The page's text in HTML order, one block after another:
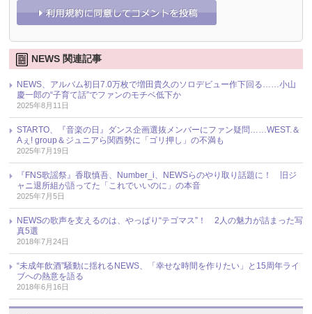
NEWS 関連記事
NEWS、アルバム初日7.0万枚で増田貴久のソロデビュー作下回る……小山
慶一郎の“子育て話”でファンのモチベ低下か
2025年8月11日
STARTO、『音楽の日』ダンス企画選抜メンバーにファン疑問……WEST.＆
Aぇ! group＆ジュニアら関西勢に「ゴリ押し」の不満も
2025年7月19日
『FNS歌謡祭』香取慎吾、Number_i、NEWSらのやり取り話題に！ 旧ジ
ャニ退所組が語ってた「これでいいのに」の本音
2025年7月5日
NEWSの歌声を支えるのは、やっぱり“テゴマス”！ 2人の魅力が詰まった写
真5選
2018年7月24日
“未成年飲酒”騒動に揺れるNEWS、「幸せな時間を作りたい」と15周年ライ
ブへの熱意を語る
2018年6月16日